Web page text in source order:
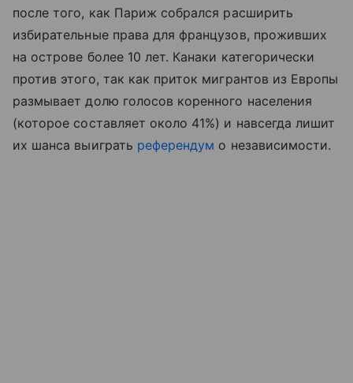
после того, как Париж собрался расширить
избирательные права для французов, проживших
на острове более 10 лет. Канаки категорически
против этого, так как приток мигрантов из Европы
размывает долю голосов коренного населения
(которое составляет около 41%) и навсегда лишит
их шанса выиграть референдум о независимости.